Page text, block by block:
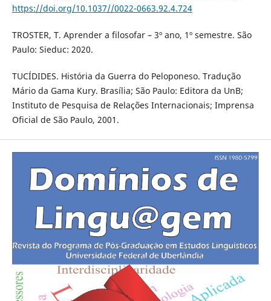
https://doi.org/10.1037//0022-0663.92.4.724
TROSTER, T. Aprender a filosofar – 3º ano, 1º semestre. São
Paulo: Sieduc: 2020.
TUCÍDIDES. História da Guerra do Peloponeso. Tradução
Mário da Gama Kury. Brasília; São Paulo: Editora da UnB;
Instituto de Pesquisa de Relações Internacionais; Imprensa
Oficial de São Paulo, 2001.